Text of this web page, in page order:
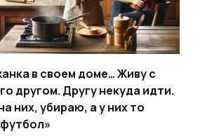
в своем доме… Живу с
другом. Другу некуда идти.
них, убираю, а у них то